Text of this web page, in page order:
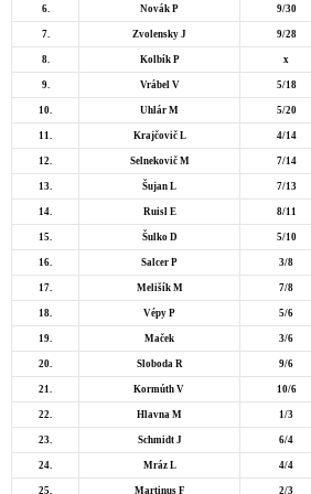
6. Novák P 9/30
7. Zvolensky J 9/28
8. Kolbík P x
9. Vrábel V 5/18
10. Uhlár M 5/20
11. Krajčovič L 4/14
12. Selnekovič M 7/14
13. Šujan L 7/13
14. Ruisl E 8/11
15. Šulko D 5/10
16. Salcer P 3/8
17. Melišík M 7/8
18. Vépy P 5/6
19. Maček 3/6
20. Sloboda R 9/6
21. Kormúth V 10/6
22. Hlavna M 1/3
23. Schmidt J 6/4
24. Mráz L 4/4
25. Martinus F 2/3